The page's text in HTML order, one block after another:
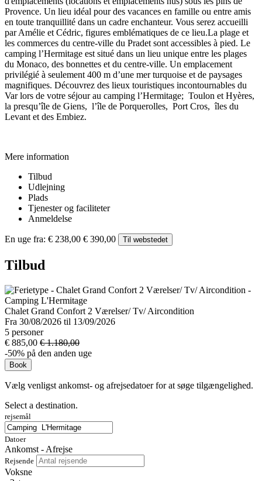
Provence. Un lieu idéal pour des vacances en famille ou entre amis
en toute tranquillité dans un cadre enchanteur. Vous serez accueilli
par Amélie et Cédric, figures emblématiques de ce lieu.La plage et
les commerces du centre-ville du Pradet sont accessibles à pied. Le
camping l’Hermitage est situé dans un lieu unique entre les plages
du Monaco, des bonnettes et du centre-ville. Un emplacement
privilégié à seulement 400 m d’une mer turquoise et de paysages
magnifiques. Découvrez des lieux touristiques incontournables du
Var lors de votre séjour au camping l’Hermitage; Toulon et Hyères,
la presqu’île de Giens, l’île de Porquerolles, Port Cros, îles du
Levant et des Embiez.
Mere information
Tilbud
Udlejning
Plads
Tjenester og faciliteter
Anmeldelse
En uge fra: € 238,00 € 390,00 Til webstedet
Tilbud
Chalet Grand Confort 2 Værelser/ Tv/ Aircondition
Fra 30/08/2026 til 13/09/2026
5 personer
€ 885,00 € 1.180,00
-50% på den anden uge
Book
Vælg venligst ankomst- og afrejsedatoer for at søge tilgængelighed.
Select a destination.
rejsemål
Datoer
Ankomst - Afrejse
Rejsende
Voksne